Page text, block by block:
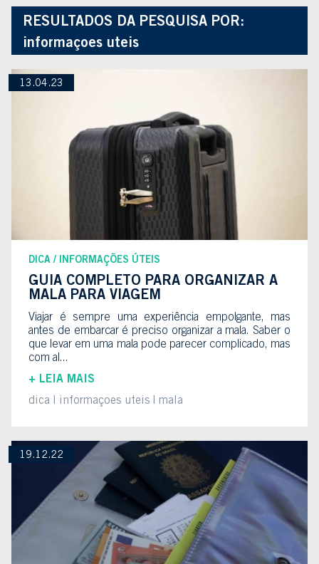
RESULTADOS DA PESQUISA POR:
informaçoes uteis
13.04.23
DICA INFORMAÇÕES ÚTEIS
GUIA COMPLETO PARA ORGANIZAR A
MALA PARA VIAGEM
Viajar é sempre uma experiência empolgante, mas
antes de embarcar é preciso organizar a mala. Saber o
que levar em uma mala pode parecer complicado, mas
com al...
+ LEIA MAIS
dica
informaçoes uteis mala
19.12.22